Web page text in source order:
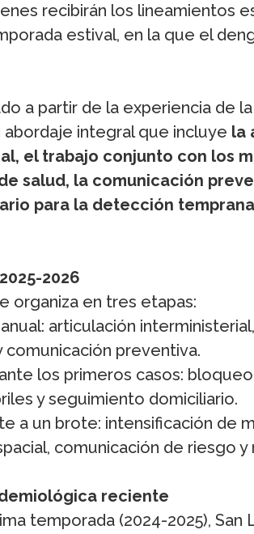
recibirán los lineamientos
estival, en la que el
a partir de la experiencia de
integral que incluye la
el trabajo conjunto con los
salud, la comunicación
para la detección
2026
organiza en tres etapas:
articulación
comunicación preventiva.
los primeros casos:
y seguimiento domiciliario.
a un brote: intensificación de
comunicación de riesgo
reciente
temporada (2024-2025), San